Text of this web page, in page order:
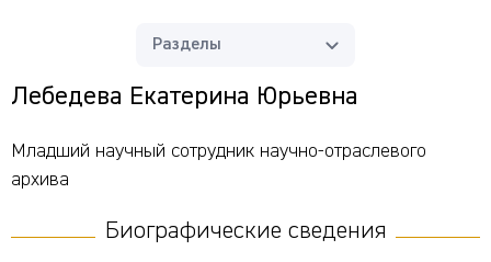
Разделы
Лебедева Екатерина Юрьевна
Младший научный сотрудник научно-отраслевого
архива
Биографические сведения